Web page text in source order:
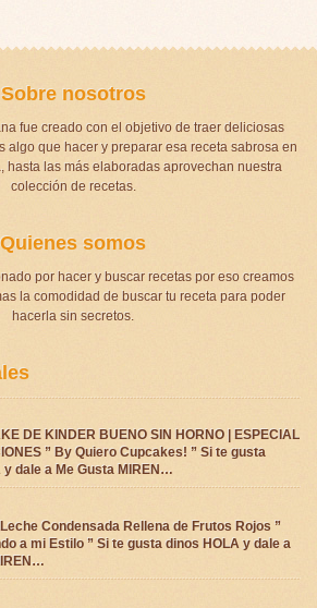
Sobre nosotros
fue creado con el objetivo de traer deliciosas
algo que hacer y preparar esa receta sabrosa en
hasta las más elaboradas aprovechan nuestra
colección de recetas.
Quienes somos
por hacer y buscar recetas por eso creamos
la comodidad de buscar tu receta para poder
hacerla sin secretos.
DE KINDER BUENO SIN HORNO | ESPECIAL
” By Quiero Cupcakes! ” Si te gusta
y dale a Me Gusta MIREN…
Condensada Rellena de Frutos Rojos ”
a mi Estilo ” Si te gusta dinos HOLA y dale a